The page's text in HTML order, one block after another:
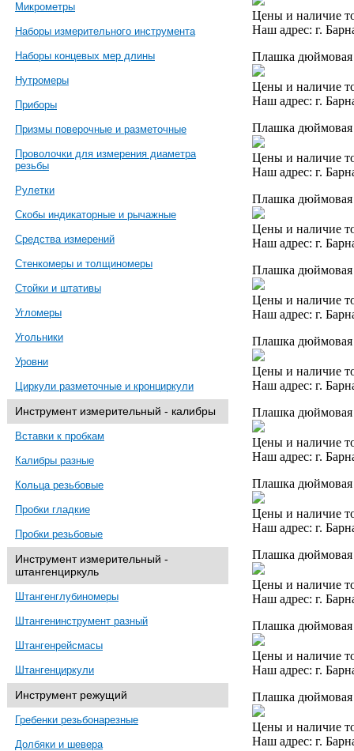
Микрометры
Наборы измерительного инструмента
Наборы концевых мер длины
Нутромеры
Приборы
Призмы поверочные и разметочные
Проволочки для измерения диаметра
резьбы
Рулетки
Скобы индикаторные и рычажные
Средства измерений
Стенкомеры и толщиномеры
Стойки и штативы
Угломеры
Угольники
Уровни
Циркули разметочные и кронциркули
Инструмент измерительный - калибры
Вставки к пробкам
Калибры разные
Кольца резьбовые
Пробки гладкие
Пробки резьбовые
Инструмент измерительный -
штангенциркуль
Штангенглубиномеры
Штангенинструмент разный
Штангенрейсмасы
Штангенциркули
Инструмент режущий
Гребенки резьбонарезные
Долбяки и шевера
Цены и наличие
Наш адрес: г.
Плашка
Цены и наличие
Наш адрес: г.
Плашка
Цены и наличие
Наш адрес: г.
Плашка
Цены и наличие
Наш адрес: г.
Плашка
Цены и наличие
Наш адрес: г.
Плашка
Цены и наличие
Наш адрес: г.
Плашка
Цены и наличие
Наш адрес: г.
Плашка
Цены и наличие
Наш адрес: г.
Плашка
Цены и наличие
Наш адрес: г.
Плашка
Цены и наличие
Наш адрес: г.
Плашка
Цены и наличие
Наш адрес: г.